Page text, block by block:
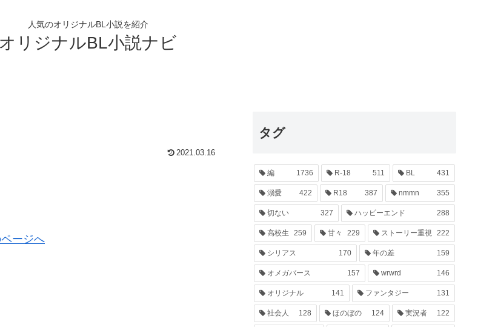
人気のオリジナルBL小説を紹介
オリジナルBL小説ナビ
2021.03.16
ージへ
タグ
編 1736 R-18 511 BL 431
溺愛 422 R18 387 nmmn 355
切ない 327 ハッピーエンド 288
高校生 259 甘々 229 ストーリー重視 222
シリアス 170 年の差 159
オメガバース 157 wrwrd 146
オリジナル 141 ファンタジー 131
社会人 128 ほのぼの 124 実況者 122